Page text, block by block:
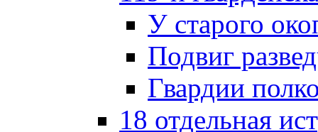
У старого
Подвиг
Гвардии
18 отдельная